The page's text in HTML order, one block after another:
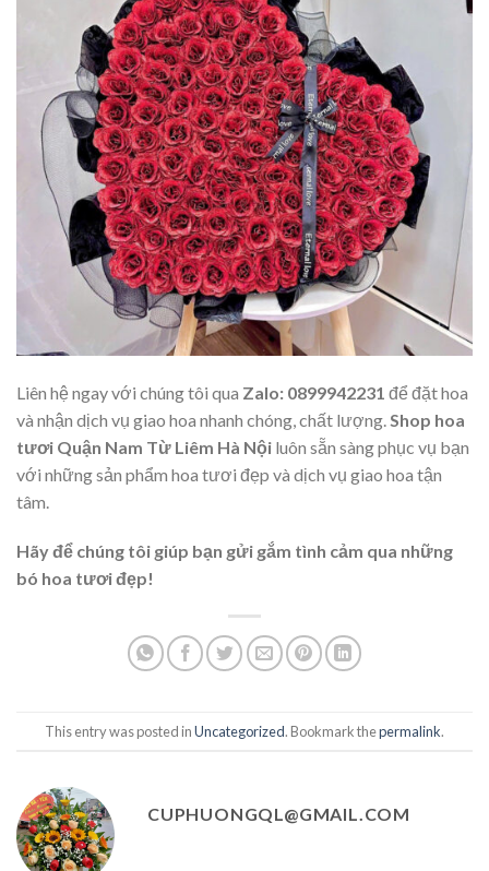
Liên hệ ngay với chúng tôi qua Zalo: 0899942231 để đặt hoa
và nhận dịch vụ giao hoa nhanh chóng, chất lượng. Shop hoa
tươi Quận Nam Từ Liêm Hà Nội luôn sẵn sàng phục vụ bạn
với những sản phẩm hoa tươi đẹp và dịch vụ giao hoa tận
tâm.
Hãy để chúng tôi giúp bạn gửi gắm tình cảm qua những
bó hoa tươi đẹp!
This entry was posted inUncategorized. Bookmark thepermalink.
CUPHUONGQL@GMAIL.COM